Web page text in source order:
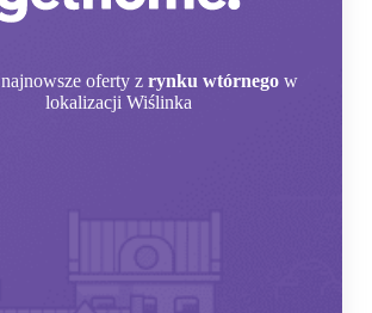
najnowsze oferty z rynku wtórnego w
lokalizacji Wiślinka